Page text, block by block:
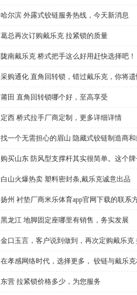
哈尔滨 外露式铰链服务热线，今天新消息
葛总再次订购戴乐克 拉紧锁的质量
陇南戴乐克 桥式把手这么好用赶快选择吧！
采购通化 直角回转锁，错过戴乐克，你将
莆田 直角回转锁哪个好，至高享受
定西 桥式拉手厂商定制，更多详细详情
找一个无需担心的眉山 隐藏式铰链制造商
购买山东 防风型支撑杆其实很简单。这个
白山火爆热卖 塑料密封条,戴乐克诚意出品
扬州 衬垫厂商米乐体育app官网下载的联系
黑龙江 地脚固定座哪里有销售，务实发展
金口玉言，客户说到做到，再次定购戴乐克
在孝感网络时代，选择更多， 铰链与戴乐
东营 拉紧锁价格多少，为您服务